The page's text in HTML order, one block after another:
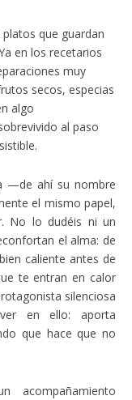
que guardan
en los recetarios
muy
secos, especias
algo
al paso
—de ahí su nombre
el mismo papel,
No lo dudéis ni un
el alma: de
caliente antes de
te entran en calor
silenciosa
en ello: aporta
que hace que no